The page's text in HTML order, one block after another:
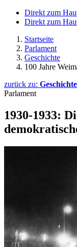
Direkt zum
Direkt zum
Startseite
Parlament
Geschichte
100 Jahre
zurück zu: Geschichte
Parlament
1930-1933: